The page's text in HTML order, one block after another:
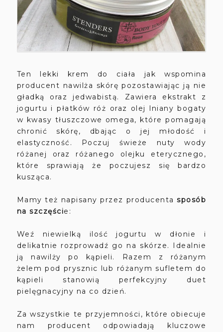
Ten lekki krem do ciała jak wspomina
producent nawilża skórę pozostawiając ją nie
gładką oraz jedwabistą. Zawiera ekstrakt z
jogurtu i płatków róż oraz olej lniany bogaty
w kwasy tłuszczowe omega, które pomagają
chronić skórę, dbając o jej młodość i
elastyczność. Poczuj świeże nuty wody
różanej oraz różanego olejku eterycznego,
które sprawiają że poczujesz się bardzo
kusząca.
Mamy też napisany przez producentasposób
na szczęście:
Weź niewielką ilość jogurtu w dłonie i
delikatnie rozprowadź go na skórze. Idealnie
ją nawilży po kąpieli. Razem z różanym
żelem pod prysznic lub różanym sufletem do
kąpieli stanowią perfekcyjny duet
pielęgnacyjny na co dzień.
Za wszystkie te przyjemności, które obiecuje
nam producent odpowiadają kluczowe